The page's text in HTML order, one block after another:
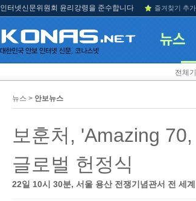
인터넷신문위원회 윤리강령을 준수합니다 즐겨찾기 추가
전체
뉴스 > 안보뉴스
보훈처, 'Amazing
글로벌 헌정식
22일 10시 30분, 서울 용산 전쟁기념관서 전 세